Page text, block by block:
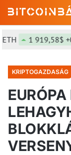
1 919,58$
KRIPTOGAZDASÁG